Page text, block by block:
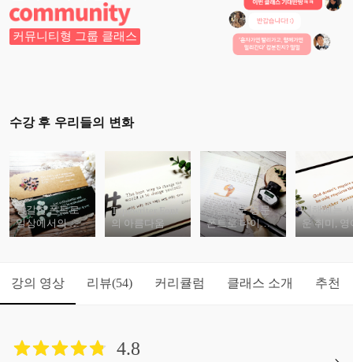
커뮤니티형 그룹 클래스
수강 후 우리들의 변화
정갈한 폰트로
일상에서의 소
소한 힐링
Typewriter Font
의 아름다움
아름다운 영문
폰트로 다이어
리 꾸미기
새해에는
운 취미, 영
언써보기
강의 영상 리뷰(54) 커리큘럼 클래스 소개 추천
4.8